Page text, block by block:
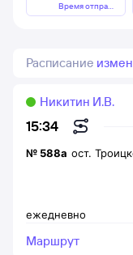
Время отправления
Расписание
15:34
Никитин И.В.
ежедневно
№ 588а ост.
Маршрут